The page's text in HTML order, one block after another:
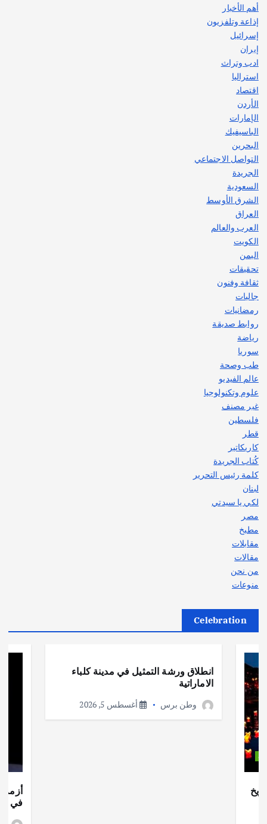
أهم الأخبار
إذاعة وتلفزيون
إسرائيل
إيران
ادب وتراث
استراليا
اقتصاد
الأردن
الإمارات
الباسيفيك
البحرين
التواصل الاجتماعي
الجريدة
السعودية
الشرق الأوسط
العراق
العرب والعالم
الكويت
اليمن
تحقيقات
ثقافة وفنون
جاليات
رمضانيات
روابط صديقة
رياضة
سوريا
طب وصحة
عالم الفيديو
علوم وتكنولوجيا
غير مصنف
فلسطين
قطر
كاريكاتير
كُتاب الجريدة
كلمة رئيس التحرير
لبنان
لكي يا سيدتي
مصر
مطبخ
مقابلات
مقالات
من نحن
منوعات
Celebration
انطلاق ورشة التمثيل في مدينة كلباء
الاماراتية
وطن برس أغسطس 5, 2026
أزمة
في